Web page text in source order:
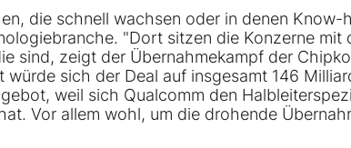
die schnell wachsen oder in denen
"Dort sitzen die Konzerne mit
sind, zeigt der Übernahmekampf der
sich der Deal auf insgesamt 146
weil sich Qualcomm den
Vor allem wohl, um die drohende